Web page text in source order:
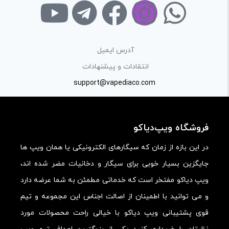
با توجه به ساختار بخش نظرات، از پرسیدن سوال یا درخواست
راهنمایی در این بخش خودداری کرده و سوالات خود را در بخش
آدرس ایمیل
انتقادات و پیشنهادات
support@vapediaco.com
فروشگاه ویپ‌دیاکو
در این بازه از زمان که سیگارهای الکترونیکی یا همان ویپ ها
جایگزین بسیار خوبی برای سیگار و دخانیات مضر شده اند،
ویپ دیاکو مفتخر است که خدماتی مطمئن به شما عرضه دارد
و می توانید با اطمینان از اصالت اجناس این مجموعه و تیم
قوی پشتیبانی ویپ دیاکو با خیالی راحت محصولات مورد